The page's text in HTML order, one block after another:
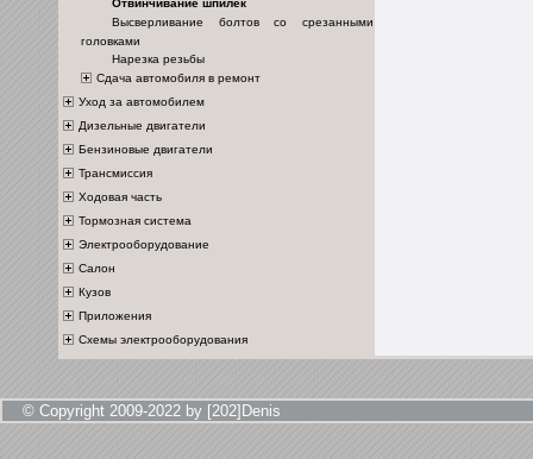
Отвинчивание шпилек
Высверливание болтов со срезанными
головками
Нарезка резьбы
Сдача автомобиля в ремонт
Уход за автомобилем
Дизельные двигатели
Бензиновые двигатели
Трансмиссия
Ходовая часть
Тормозная система
Электрооборудование
Салон
Кузов
Приложения
Схемы электрооборудования
© Copyright 2009-2022 by [202]Denis